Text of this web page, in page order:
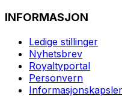
INFORMASJON
Ledige stillinger
Nyhetsbrev
Royaltyportal
Personvern
Informasjonskapsler